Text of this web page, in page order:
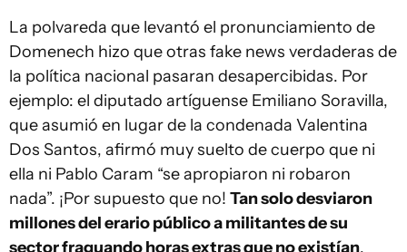
La polvareda que levantó el pronunciamiento de
Domenech hizo que otras fake news verdaderas de
la política nacional pasaran desapercibidas. Por
ejemplo: el diputado artíguense Emiliano Soravilla,
que asumió en lugar de la condenada Valentina
Dos Santos, afirmó muy suelto de cuerpo que ni
ella ni Pablo Caram “se apropiaron ni robaron
nada”. ¡Por supuesto que no! Tan solo desviaron
millones del erario público a militantes de su
sector fraguando horas extras que no existían.